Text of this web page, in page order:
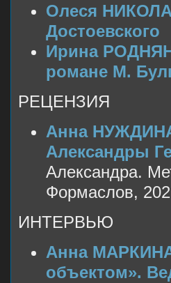
Олеся
Достоевского
Ирина
романе М.
РЕЦЕНЗИЯ
Анна
Александры
Александра.
Формаслов,
ИНТЕРВЬЮ
Анна
объектом».